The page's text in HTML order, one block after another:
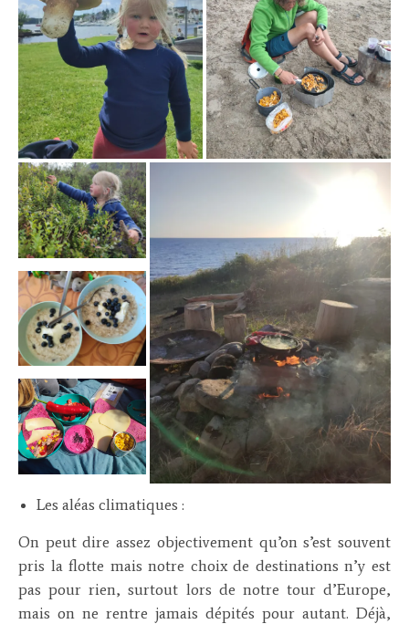
Les aléas climatiques :
On peut dire assez objectivement qu’on s’est souvent
pris la flotte mais notre choix de destinations n’y est
pas pour rien, surtout lors de notre tour d’Europe,
mais on ne rentre jamais dépités pour autant. Déjà,